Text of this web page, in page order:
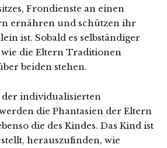
Frondienste an einen
ernähren und schützen ihr
ist. Sobald es selbständiger
wie die Eltern Traditionen
beiden stehen.
der individualisierten
die Phantasien der Eltern
die des Kindes. Das Kind ist
herauszufinden, wie